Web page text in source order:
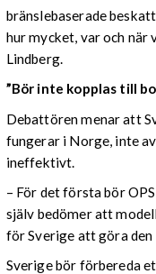
bränslebaserade
hur mycket, var och när
Lindberg.
”Bör inte kopplas till
Debattören menar att
fungerar i Norge, inte
ineffektivt.
– För det första bör
själv bedömer att
för Sverige att göra
Sverige bör förbereda